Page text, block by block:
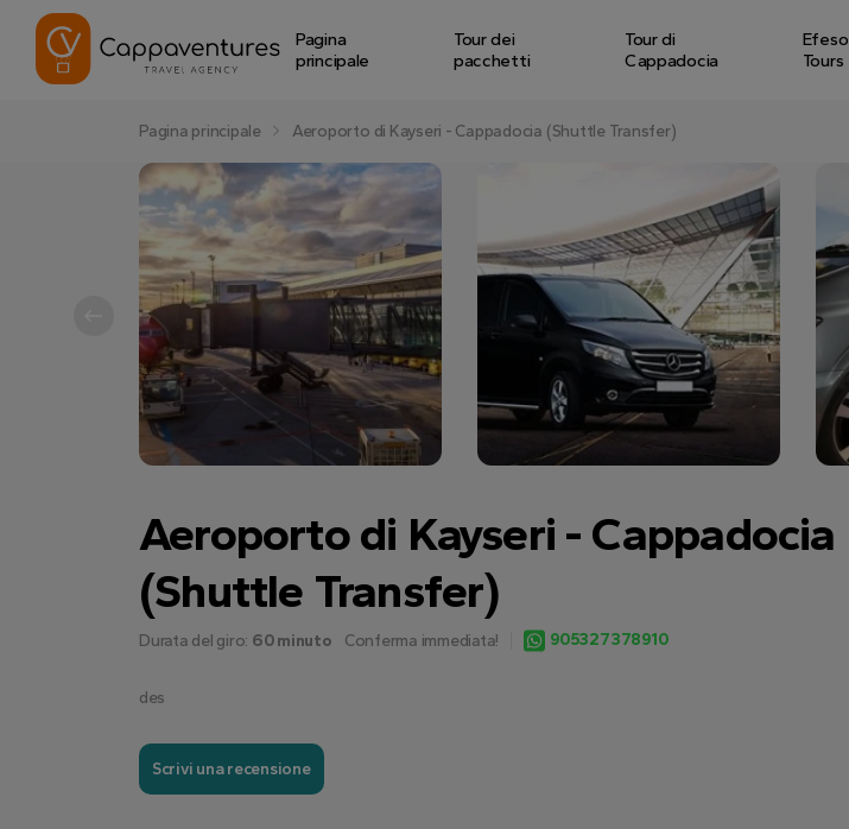
Pagina
principale
Tour dei
pacchetti
Tour di
Cappadocia
Efeso
Tours
Pagina principale Aeroporto di Kayseri - Cappadocia (Shuttle Transfer)
Aeroporto di Kayseri - Cappadocia
(Shuttle Transfer)
Durata del giro: 60 minuto Conferma immediata! 905327378910
des
Scrivi una recensione